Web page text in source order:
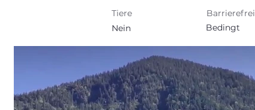
Tiere
Barrierefrei
Nein
Bedingt